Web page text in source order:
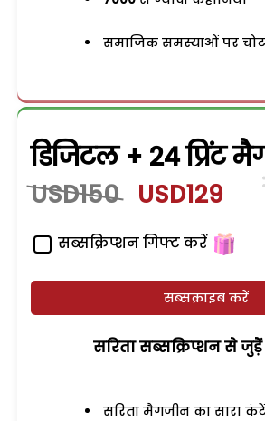
समाजिक समस्याओं पर
डिजिटल + 24 प्रिंट
USD150 USD129
सब्सक्रिप्शन गिफ्ट करें
सब्सक्राइब करें
सरिता सब्सक्रिप्शन से
सरिता मैगजीन का सारा